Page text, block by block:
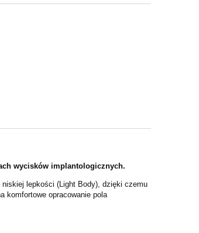
wycisków implantologicznych.
niskiej lepkości (Light Body), dzięki czemu
komfortowe opracowanie pola